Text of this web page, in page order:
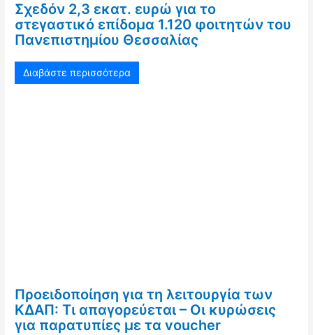
Σχεδόν 2,3 εκατ. ευρώ για το
στεγαστικό επίδομα 1.120 φοιτητών του
Πανεπιστημίου Θεσσαλίας
Διαβάστε περισσότερα
Προειδοποίηση για τη λειτουργία των
ΚΔΑΠ: Τι απαγορεύεται – Οι κυρώσεις
για παρατυπίες με τα voucher